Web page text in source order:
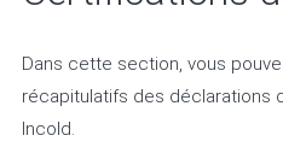
Dans cette section, vous
récapitulatifs des déclarations
Incold.